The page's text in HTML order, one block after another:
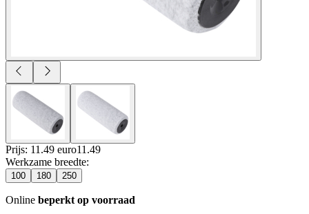
Prijs: 11.49 euro11 .49
Werkzame breedte:
100 180 250
Online beperkt op voorraad